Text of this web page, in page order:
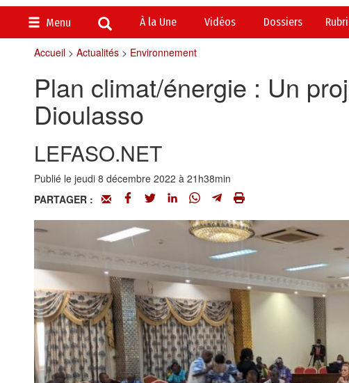
Menu À la Une Vidéos Dossiers
Accueil> Actualités> Environnement
Plan climat/énergie : Un
Dioulasso
LEFASO.NET
Publié le jeudi 8 décembre 2022 à 21h38min
PARTAGER :